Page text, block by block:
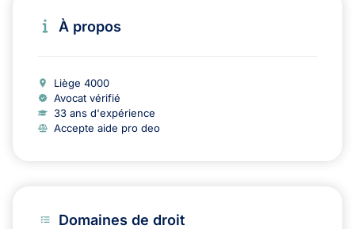
À propos
Liège 4000
Avocat vérifié
33 ans d'expérience
Accepte aide pro deo
Domaines de droit